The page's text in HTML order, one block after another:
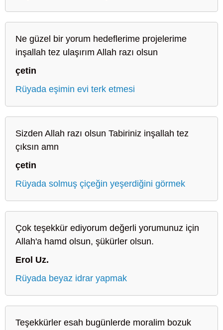
Ne güzel bir yorum hedeflerime projelerime
inşallah tez ulaşırım Allah razı olsun
çetin
Rüyada eşimin evi terk etmesi
Sizden Allah razı olsun Tabiriniz inşallah tez
çıksın amn
çetin
Rüyada solmuş çiçeğin yeşerdiğini görmek
Çok teşekkür ediyorum değerli yorumunuz için
Allah'a hamd olsun, şükürler olsun.
Erol Uz.
Rüyada beyaz idrar yapmak
Teşekkürler esah bugünlerde moralim bozuk